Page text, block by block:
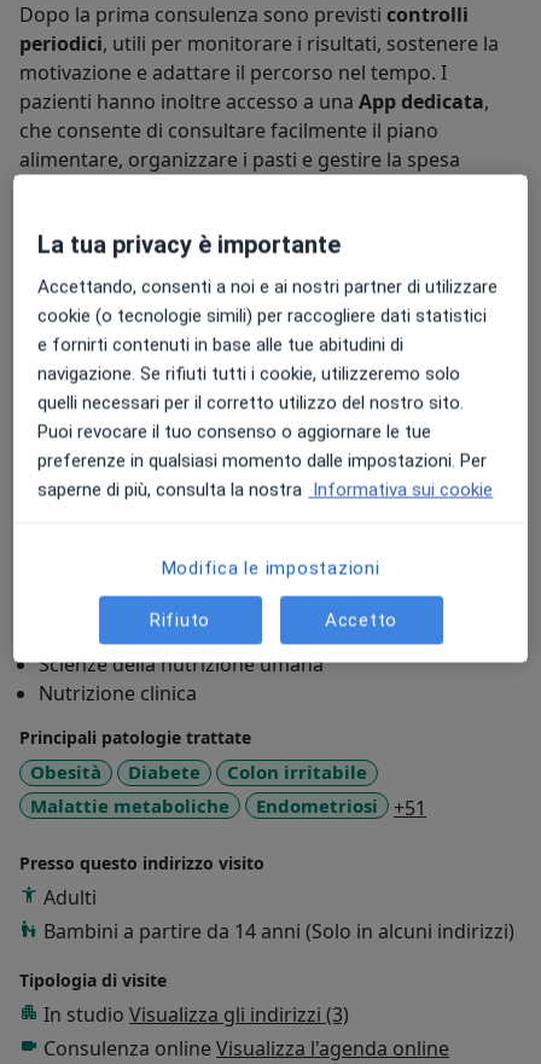
Dopo la prima consulenza sono previsti controlli
periodici, utili per monitorare i risultati, sostenere la
motivazione e adattare il percorso nel tempo. I
pazienti hanno inoltre accesso a una App dedicata,
che consente di consultare facilmente il piano
alimentare, organizzare i pasti e gestire la spesa
Credo che prendersi cura dell’alimentazione significhi
prendersi cura della propria salute a 360 gradi
questo accompagno ogni persona con ascolto,
attenzione e supporto continuo, aiutandola a costruire
un cambiamento duraturo e consapevole.
AltroSu di me
Approccio alla nutrizione
piano sostenibili - in accordo con le esigenze ed i gusti
dei pazienti- rivalutabili e modificabili durante le visite
Aree di competenza principali:
Scienze dell'alimentazione
Scienze della nutrizione umana
Nutrizione clinica
Principali patologie trattate
Obesità Diabete
Colon irritabile
Malattie metaboliche
Endometriosi +51
Presso questo indirizzo visito
Adulti
Bambini a partire da 14 anni (Solo in alcuni indirizzi)
Tipologia di visite
In studio Visualizza gli indirizzi (3)
Consulenza online Visualizza l'agenda online
La tua privacy è importante
Accettando, consenti a noi e ai nostri partner di utilizzare
cookie (o tecnologie simili) per raccogliere dati statistici
e fornirti contenuti in base alle tue abitudini di
navigazione. Se rifiuti tutti i cookie, utilizzeremo solo
quelli necessari per il corretto utilizzo del nostro sito.
Puoi revocare il tuo consenso o aggiornare le tue
preferenze in qualsiasi momento dalle impostazioni. Per
saperne di più, consulta la nostra Informativa sui cookie
Modifica le impostazioni
Rifiuto Accetto